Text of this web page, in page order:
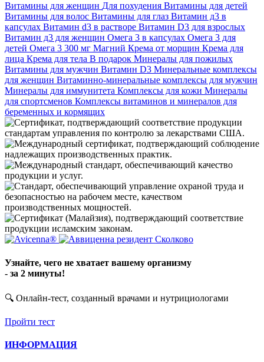
Витамины для женщин Для похудения Витамины для детей
Витамины для волос Витамины для глаз Витамин д3 в
капсулах Витамин d3 в растворе Витамин D3 для взрослых
Витамин д3 для женщин Омега 3 в капсулах Омега 3 для
детей Омега 3 300 мг Магний Крема от морщин Крема для
лица Крема для тела В подарок Минералы для пожилых
Витамины для мужчин Витамин D3 Минеральные комплексы
для женщин Витаминно-минеральные комплексы для мужчин
Минералы для иммунитета Комплексы для кожи Минералы
для спортсменов Комплексы витаминов и минералов для
беременных и кормящих
Узнайте, чего не хватает вашему организму
- за 2 минуты!
🔍 Онлайн-тест, созданный врачами и нутрициологами
Пройти тест
ИНФОРМАЦИЯ